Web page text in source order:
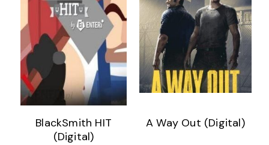
BlackSmith HIT
(Digital)
A Way Out (Digital)